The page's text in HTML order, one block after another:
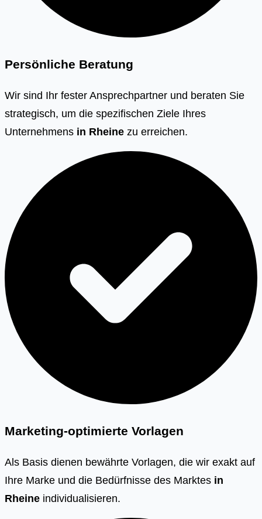
Persönliche Beratung
Wir sind Ihr fester Ansprechpartner und beraten Sie
strategisch, um die spezifischen Ziele Ihres
Unternehmens in Rheine zu erreichen.
Marketing-optimierte Vorlagen
Als Basis dienen bewährte Vorlagen, die wir exakt auf
Ihre Marke und die Bedürfnisse des Marktes in
Rheine individualisieren.